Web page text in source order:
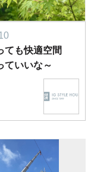
ても快適空間
ていいな～